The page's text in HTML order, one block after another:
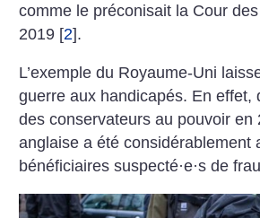
comme le préconisait la Cour
2019 [2].
L’exemple du Royaume-Uni
guerre aux handicapés. En effet,
des conservateurs au pouvoir en
anglaise a été considérablement
bénéficiaires suspecté·e·s de